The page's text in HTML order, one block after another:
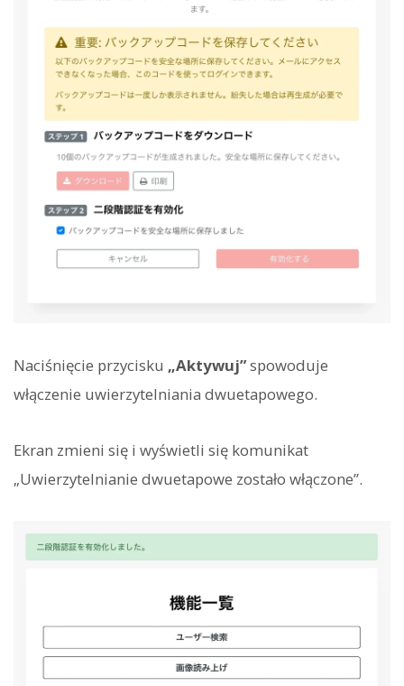
Naciśnięcie przycisku „Aktywuj”spowoduje
włączenie uwierzytelniania dwuetapowego.
Ekran zmieni się i wyświetli się komunikat
„Uwierzytelnianie dwuetapowe zostało włączone”.